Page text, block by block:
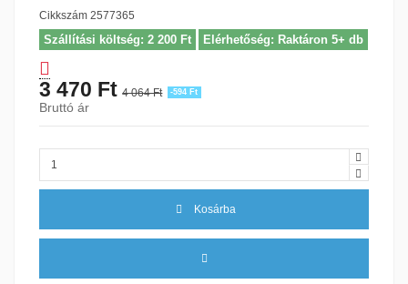
Cikkszám 2577365
Szállítási költség: 2 200 Ft Elérhetőség: Raktáron 5+ db
3 470 Ft 4 064 Ft -594 Ft
Bruttó ár
Kosárba